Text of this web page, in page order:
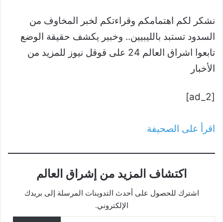
نشكر لكم اهتمامكم وقراءتكم لخبر المخاوف من
السدود تستبد بالليبيين.. وخبير يكشف حقيقة الوضع
تابعوا اشراق العالم 24 على قوقل نيوز للمزيد من
الأخبار
[ad_2]
اقرأ على الصحيفة
اكتشاف المزيد من إشراق العالم
اشترك للحصول على أحدث التدوينات المرسلة إلى بريدك
الإلكتروني.
كتابة بريدك الإلكتروني...